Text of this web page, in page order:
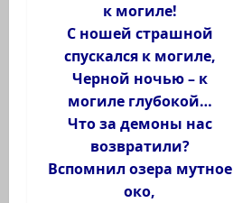
к могиле!
С ношей страшной
спускался к могиле,
Черной ночью – к
могиле глубокой…
Что за демоны нас
возвратили?
Вспомнил озера мутное
око,